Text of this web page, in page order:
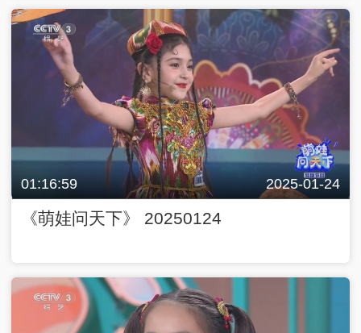
01:16:59 2025-01-24
《萌娃问天下》 20250124